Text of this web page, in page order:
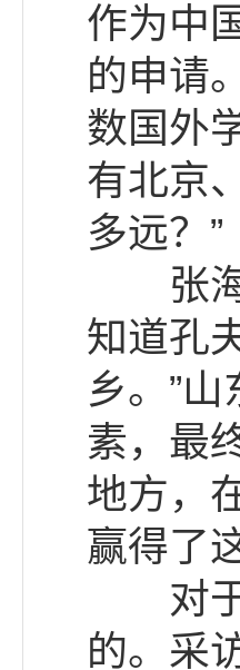
作为中
的申请
数国外
有北京
多远？”
张海
知道孔
乡。”
素，最
地方，
赢得了
对于
的。采